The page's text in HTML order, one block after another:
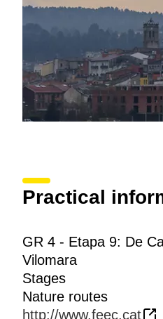
continúa junto al río, que
en la zona conocida como
alejarse ligeramente para
con desnivel del recorrido
Pont de Vilomara.
Practical
GR 4 - Etapa 9: De
Vilomara
Stages
Nature routes
http://www.feec.cat